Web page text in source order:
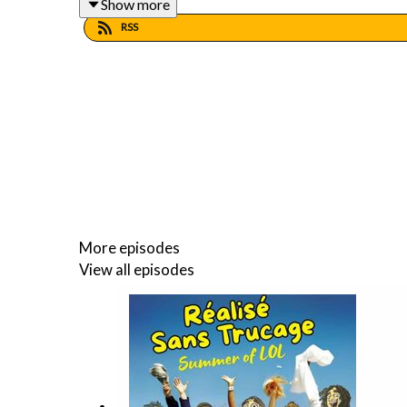
🎬Le film du jour :
Bonne écoute ! 🎧
Show more
RSS
More episodes
View all episodes